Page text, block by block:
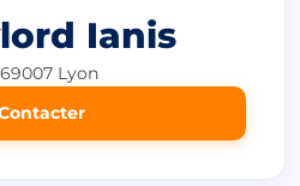
Ianis
Lyon